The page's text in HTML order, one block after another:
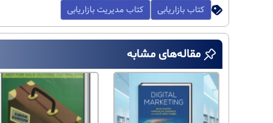
کتاب بازاریابی کتاب مدیریت بازاریابی
مقاله‌های مشابه